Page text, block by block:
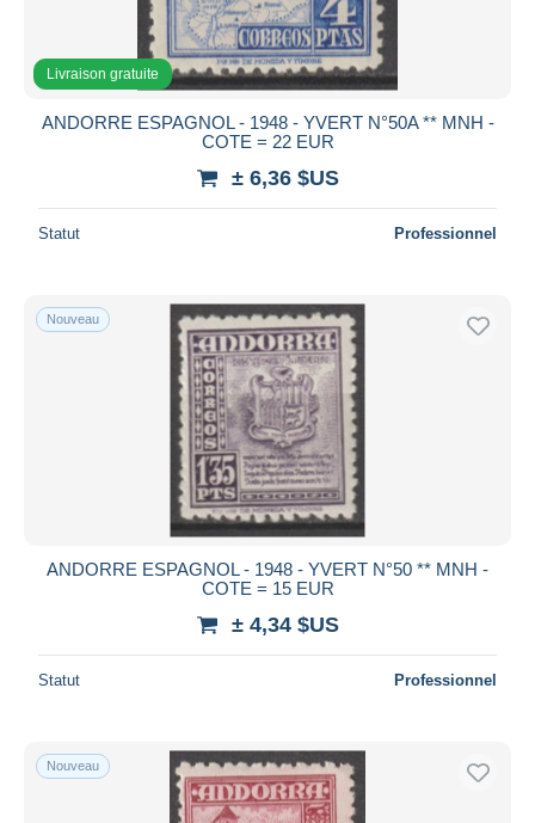
Livraison gratuite
ANDORRE ESPAGNOL - 1948 - YVERT N°50A ** MNH -
COTE = 22 EUR
± 6,36 $US
Statut Professionnel
Nouveau
ANDORRE ESPAGNOL - 1948 - YVERT N°50 ** MNH -
COTE = 15 EUR
± 4,34 $US
Statut Professionnel
Nouveau